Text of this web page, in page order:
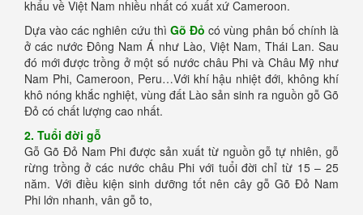
khẩu về Việt Nam nhiều nhất có xuất xứ Cameroon.
Dựa vào các nghiên cứu thì Gõ Đỏ có vùng phân bố chính là
ở các nước Đông Nam Á như Lào, Việt Nam, Thái Lan. Sau
đó mới được trồng ở một số nước châu Phi và Châu Mỹ như
Nam Phi, Cameroon, Peru…Với khí hậu nhiệt đới, không khí
khô nóng khắc nghiệt, vùng đất Lào sản sinh ra nguồn gỗ Gõ
Đỏ có chất lượng cao nhất.
2. Tuổi đời gỗ
Gỗ Gõ Đỏ Nam Phi được sản xuất từ nguồn gỗ tự nhiên, gỗ
rừng trồng ở các nước châu Phi với tuổi đời chỉ từ 15 – 25
năm. Với điều kiện sinh dưỡng tốt nên cây gỗ Gõ Đỏ Nam
Phi lớn nhanh, vân gỗ to,